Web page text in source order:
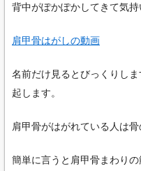
背中がぽかぽかしてきて気持
肩甲骨はがしの動画
名前だけ見るとびっくりし
起します。
肩甲骨がはがれている人は
簡単に言うと肩甲骨まわりの